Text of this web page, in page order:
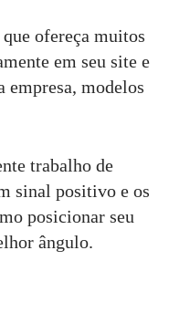
que ofereça muitos
em seu site e
empresa, modelos
trabalho de
sinal positivo e os
posicionar seu
ângulo.